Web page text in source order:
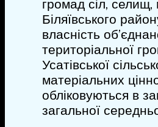
громад сіл, селищ,
Біляївського
власність
територіальної
Усатівської
матеріальних
обліковуються в
загальної